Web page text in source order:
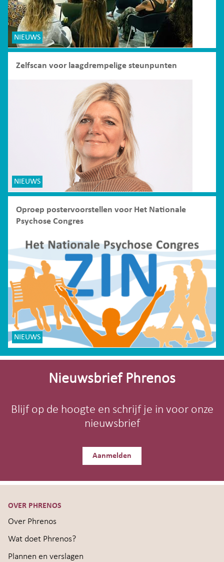
NIEUWS
Zelfscan voor laagdrempelige steunpunten
NIEUWS
Oproep postervoorstellen voor Het Nationale
Psychose Congres
NIEUWS
Site-
Nieuwsbrief Phrenos
Blijf op de hoogte en schrijf je in voor onze
nieuwsbrief
Aanmelden
OVER PHRENOS
Over Phrenos
Wat doet Phrenos?
Plannen en verslagen